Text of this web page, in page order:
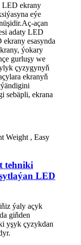
LED ekrany
eýe
açan
adaty LED
esasynda
ýokary
gurluşy we
çyzygynyň
ekranyň
sebäpli, ekrana
tehniki
LED
ýaly açyk
giňden
yşyk çyzykdan